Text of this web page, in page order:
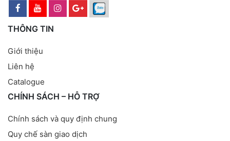
THÔNG TIN
Giới thiệu
Liên hệ
Catalogue
CHÍNH SÁCH – HỖ TRỢ
Chính sách và quy định chung
Quy chế sàn giao dịch